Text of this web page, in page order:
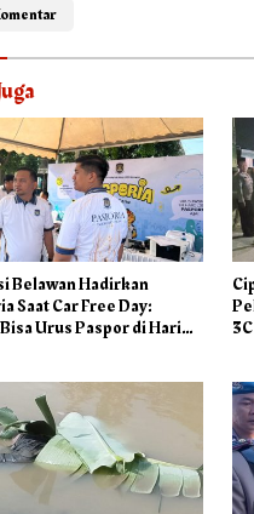
Belawan Hadirkan
Saat Car Free Day:
Urus Paspor di Hari
3C